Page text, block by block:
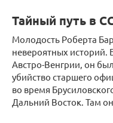
Тайный путь в
Молодость Роберта
невероятных историй.
Австро-Венгрии, он
убийство старшего
во время
Дальний Восток. Там